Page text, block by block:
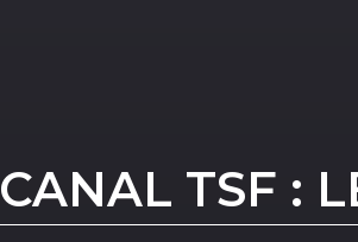
CANAL TSF :